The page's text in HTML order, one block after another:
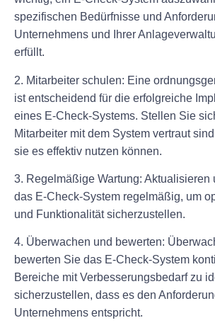
spezifischen Bedürfnisse und
Unternehmens und Ihrer
erfüllt.
2. Mitarbeiter schulen: Eine
ist entscheidend für die erfolgreiche
eines E-Check-Systems. Stellen Sie
Mitarbeiter mit dem System vertraut
sie es effektiv nutzen können.
3. Regelmäßige Wartung: Aktualisieren
das E-Check-System regelmäßig, um
und Funktionalität sicherzustellen.
4. Überwachen und bewerten:
bewerten Sie das E-Check-System
Bereiche mit Verbesserungsbedarf zu
sicherzustellen, dass es den
Unternehmens entspricht.